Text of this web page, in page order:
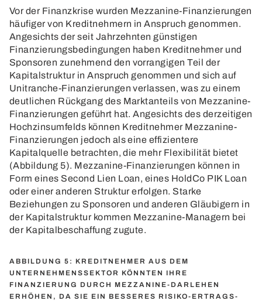
Vor der Finanzkrise wurden Mezzanine-Finanzierungen
häufiger von Kreditnehmern in Anspruch genommen.
Angesichts der seit Jahrzehnten günstigen
Finanzierungsbedingungen haben Kreditnehmer und
Sponsoren zunehmend den vorrangigen Teil der
Kapitalstruktur in Anspruch genommen und sich auf
Unitranche-Finanzierungen verlassen, was zu einem
deutlichen Rückgang des Marktanteils von Mezzanine-
Finanzierungen geführt hat. Angesichts des derzeitigen
Hochzinsumfelds können Kreditnehmer Mezzanine-
Finanzierungen jedoch als eine effizientere
Kapitalquelle betrachten, die mehr Flexibilität bietet
(Abbildung 5). Mezzanine-Finanzierungen können in
Form eines Second Lien Loan, eines HoldCo PIK Loan
oder einer anderen Struktur erfolgen. Starke
Beziehungen zu Sponsoren und anderen Gläubigern in
der Kapitalstruktur kommen Mezzanine-Managern bei
der Kapitalbeschaffung zugute.
ABBILDUNG 5: KREDITNEHMER AUS DEM
UNTERNEHMENSSEKTOR KÖNNTEN IHRE
FINANZIERUNG DURCH MEZZANINE-DARLEHEN
ERHÖHEN, DA SIE EIN BESSERES RISIKO-ERTRAGS-